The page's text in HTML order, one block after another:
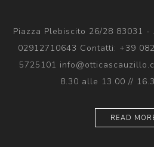
Piazza Plebiscito 26/28 83031 -
02912710643 Contatti: +39
5725101
8.30 alle 13.00 //
READ